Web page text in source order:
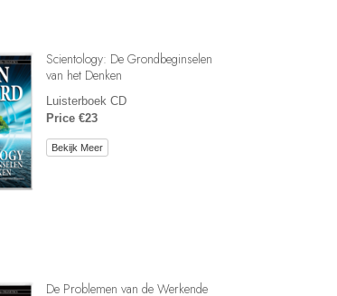
Scientology: De Grondbeginselen
van het Denken
Luisterboek CD
Price €23
Bekijk Meer
De Problemen van de Werkende